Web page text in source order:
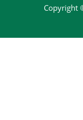
Copyright